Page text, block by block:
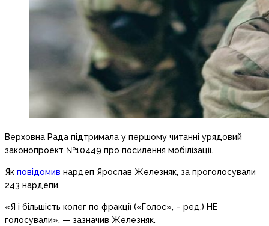
Верховна Рада підтримала у першому читанні урядовий
законопроект №10449 про посилення мобілізації.
Як повідомив нардеп Ярослав Железняк, за проголосували
243 нардепи.
«Я і більшість колег по фракції («Голос», – ред.) НЕ
голосували», — зазначив Железняк.